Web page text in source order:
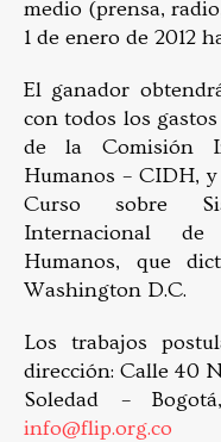
medio (prensa,
1 de enero de 2012
El ganador
con todos los
de la Comisión
Humanos – CIDH,
Curso sobre
Internacional
Humanos, que
Washington D.C.
Los trabajos
dirección: Calle 40
Soledad –
info@flip.org.co